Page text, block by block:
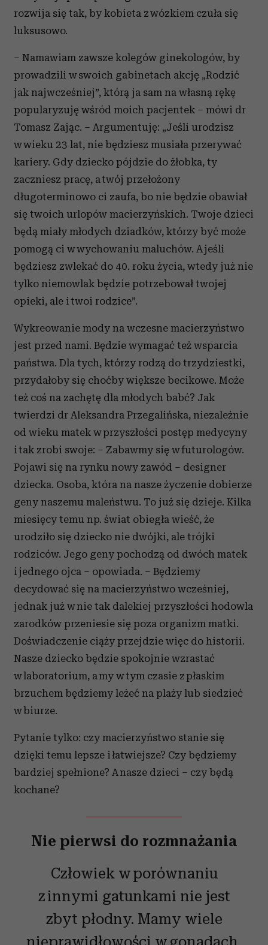
rozwija się tak, by kobieta z wózkiem czuła się
luksusowo.
– Namawiam zawsze kolegów ginekologów, by
prowadzili w swoich gabinetach akcję „Rodzić
jak najwcześniej”, którą ja sam na własną rękę
popularyzuję wśród moich pacjentek – mówi dr
Tomasz Zając. – Argumentuję: „Jeśli urodzisz
w wieku 23 lat, nie będziesz musiała przerywać
kariery. Gdy dziecko pójdzie do żłobka, ty
zaczniesz pracę, a twój przełożony
długoterminowo ci zaufa, bo nie będzie obawiał
się twoich urlopów macierzyńskich. Twoje dzieci
będą miały młodych dziadków, którzy być może
pomogą ci w wychowaniu maluchów. A jeśli
będziesz zwlekać do 40. roku życia, wtedy już nie
tylko niemowlak będzie potrzebował twojej
opieki, ale i twoi rodzice”.
Wykreowanie mody na wczesne macierzyństwo
jest przed nami. Będzie wymagać też wsparcia
państwa. Dla tych, którzy rodzą do trzydziestki,
przydałoby się choćby większe becikowe. Może
też coś na zachętę dla młodych babć? Jak
twierdzi dr Aleksandra Przegalińska, niezależnie
od wieku matek w przyszłości postęp medycyny
i tak zrobi swoje: – Zabawmy się w futurologów.
Pojawi się na rynku nowy zawód – designer
dziecka. Osoba, która na nasze życzenie dobierze
geny naszemu maleństwu. To już się dzieje. Kilka
miesięcy temu np. świat obiegła wieść, że
urodziło się dziecko nie dwójki, ale trójki
rodziców. Jego geny pochodzą od dwóch matek
i jednego ojca – opowiada. – Będziemy
decydować się na macierzyństwo wcześniej,
jednak już w nie tak dalekiej przyszłości hodowla
zarodków przeniesie się poza organizm matki.
Doświadczenie ciąży przejdzie więc do historii.
Nasze dziecko będzie spokojnie wzrastać
w laboratorium, a my w tym czasie z płaskim
brzuchem będziemy leżeć na plaży lub siedzieć
w biurze.
Pytanie tylko: czy macierzyństwo stanie się
dzięki temu lepsze i łatwiejsze? Czy będziemy
bardziej spełnione? A nasze dzieci – czy będą
kochane?
Nie pierwsi do rozmnażania
Człowiek w porównaniu
z innymi gatunkami nie jest
zbyt płodny. Mamy wiele
nieprawidłowości w gonadach,